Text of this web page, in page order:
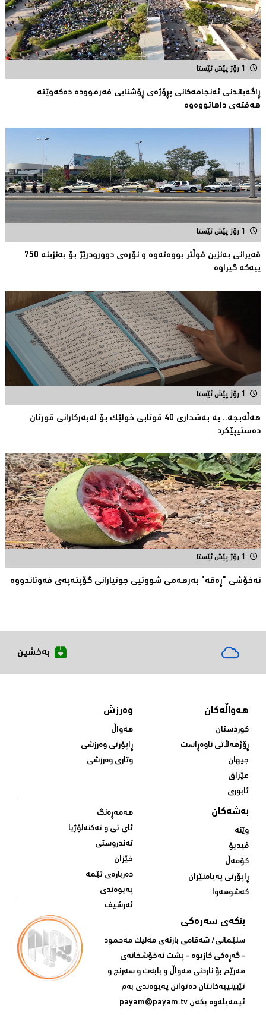
1 رۆژ پێش ئێستا
ڕاگەیاندنی ئەنجامەكانی پڕۆژەی ڕۆشنایی فەرموودە دەکەوێتە
هەفتەی داهاتووەوە
1 رۆژ پێش ئێستا
قەیرانى بەنزین قوڵتر بووەتەوە و نۆرەی دوورودرێژ بۆ بەنزینە 750
ییەکە گیراوە
1 رۆژ پێش ئێستا
هەڵەبجە.. بە بەشداری 40 قوتابی خولێک بۆ لەبەرکارانى قورئان
دەستیپێکرد
1 رۆژ پێش ئێستا
نەخۆشی "ڕەقە" بەرهەمی شووتیی جوتیارانی گۆپتەپەى فەوتاندووە
بەخشین
هەواڵەکان
کوردستان
ڕۆژهەڵاتی ناوەڕاست
جیهان
عێراق
ئابوری
وەرزش
هەواڵ
ڕاپۆرتی وەرزشی
وتاری وەرزشی
بەشەکان
وێنە
ڤیدیۆ
کۆمەڵ
ڕاپۆرتی پەیامنێران
کەشوهەوا
هەمەڕەنگ
ئای تی و تەکنەلۆژیا
تەندروستی
خێزان
دەربارەی ئێمە
پەیوەندی
ئەرشیف
بنکەی سەرەکی
سلێمانی/ شه‌قامی بازنه‌ی مه‌لیک مه‌حمود
- گه‌ڕه‌کی کازیوه‌ - پشت نه‌خۆشخانه‌ی‌
هه‌رێم بۆ ناردنی‌ هه‌واڵ و بابه‌ت و سه‌رنج و
تێبینییه‌كانتان ده‌توانن په‌یوه‌ندی‌ به‌م
ئیمه‌یله‌وه‌ بكه‌ن payam@payam.tv